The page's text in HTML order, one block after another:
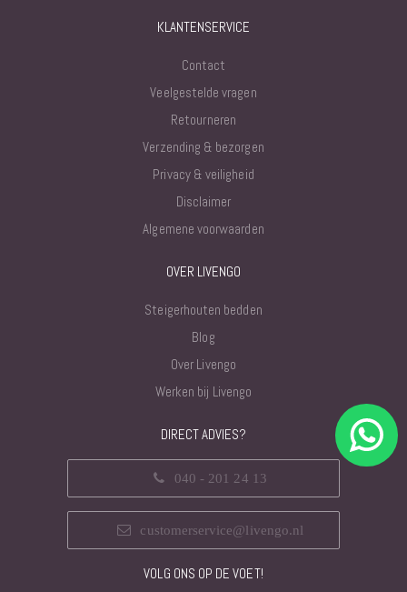
KLANTENSERVICE
Contact
Veelgestelde vragen
Retourneren
Verzending & bezorgen
Privacy & veiligheid
Disclaimer
Algemene voorwaarden
OVER LIVENGO
Steigerhouten bedden
Blog
Over Livengo
Werken bij Livengo
DIRECT ADVIES?
040 - 201 24 13
customerservice@livengo.nl
VOLG ONS OP DE VOET!